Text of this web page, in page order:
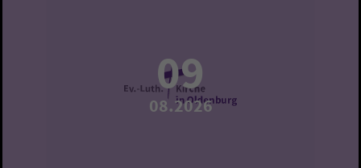
09
08.2026